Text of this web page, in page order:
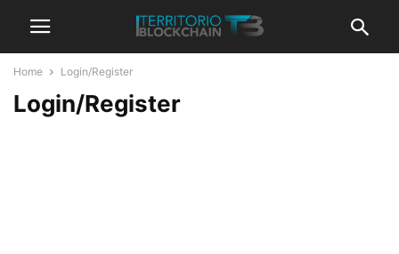
Home Login/Register
Login/Register